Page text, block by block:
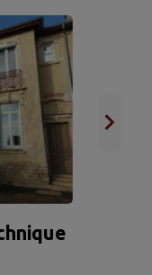
nos
la
respecter les
ICI